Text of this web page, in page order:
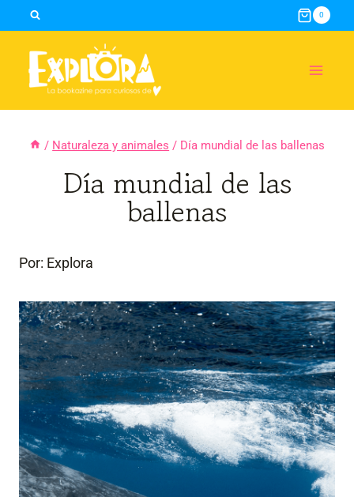
content
0
/ Naturaleza y animales / Día mundial de las ballenas
Día mundial de las
ballenas
Por: Explora